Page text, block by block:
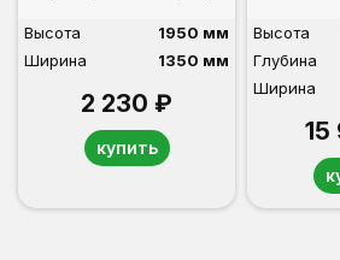
розовый, фиолетовый
Высота
1950 мм
Ширина
1350 мм
2 230 ₽
купить
Высота
Глубина
Ширина
15